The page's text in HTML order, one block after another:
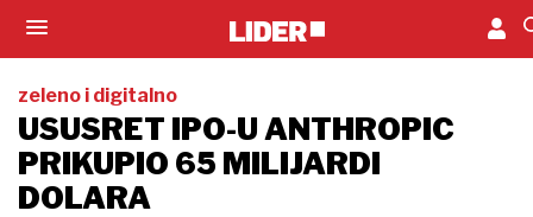
zeleno i digitalno
USUSRET IPO-U ANTHROPIC
PRIKUPIO 65 MILIJARDI
DOLARA